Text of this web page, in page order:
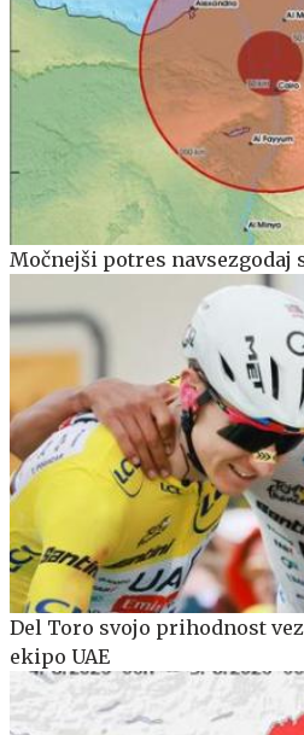
Močnejši potres navsezgodaj
Del Toro svojo prihodnost
ekipo UAE